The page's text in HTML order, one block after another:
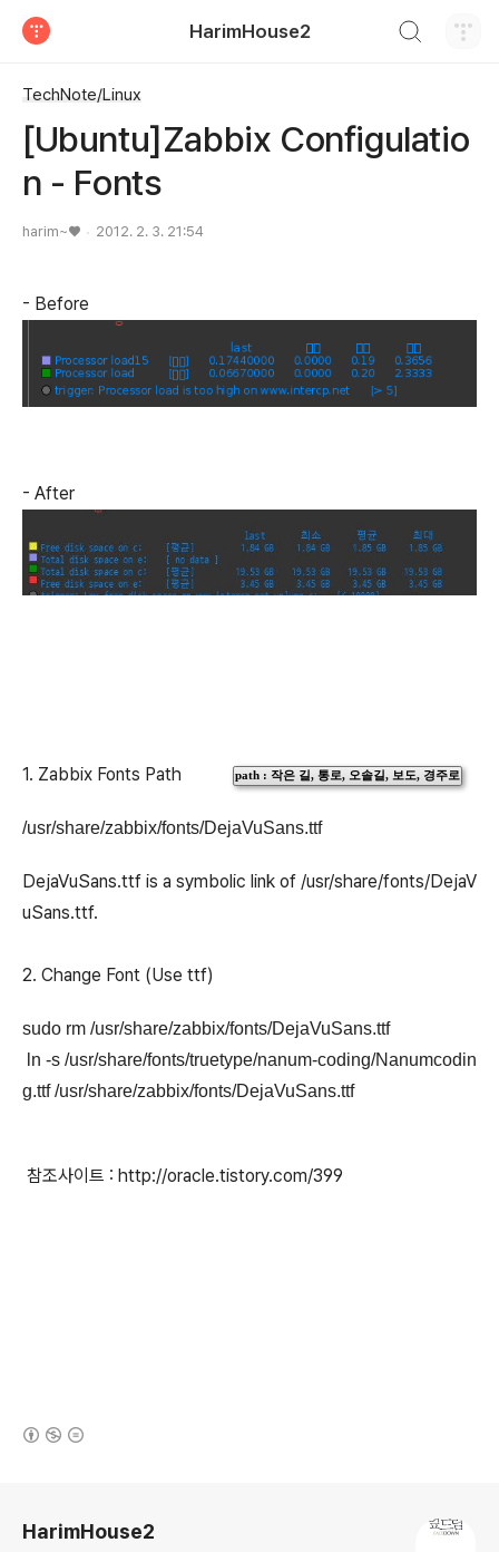
HarimHouse2
TechNote/Linux
[Ubuntu]Zabbix Configulatio
n - Fonts
harim~♥ 2012. 2. 3. 21:54
- Before
- After
1. Zabbix Fonts Path
/usr/share/zabbix/fonts/DejaVuSans.ttf
DejaVuSans.ttf is a symbolic link of /usr/share/fonts/DejaV
uSans.ttf.
2. Change Font (Use ttf)
sudo rm /usr/share/zabbix/fonts/DejaVuSans.ttf
ln -s /usr/share/fonts/truetype/nanum-coding/Nanumcodin
g.ttf /usr/share/zabbix/fonts/DejaVuSans.ttf
참조사이트 : http://oracle.tistory.com/399
path : 작은 길, 통로, 오솔길, 보도, 경주로
HarimHouse2